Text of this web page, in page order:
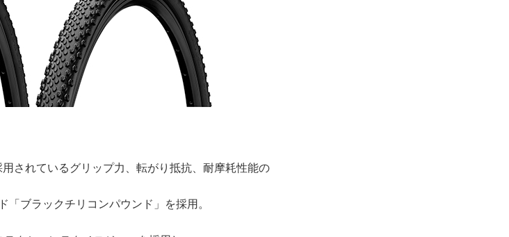
されているグリップ力、転がり抵抗、耐摩耗性能の
「ブラックチリコンパウンド」を採用。